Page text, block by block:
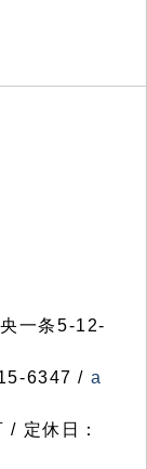
一条5-12-
6347 / a
定休日：